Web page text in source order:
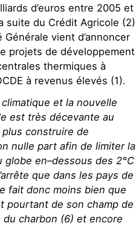
d’euros entre 2005 et
suite du Crédit Agricole (2)
vient d’annoncer
projets de développement
thermiques à
à revenus élevés (1).
et la nouvelle
est très décevante au
construire de
nulle part afin de limiter la
en–dessous des 2°C
que dans les pays de
fait donc moins bien que
pourtant de son champ de
charbon (6) et encore